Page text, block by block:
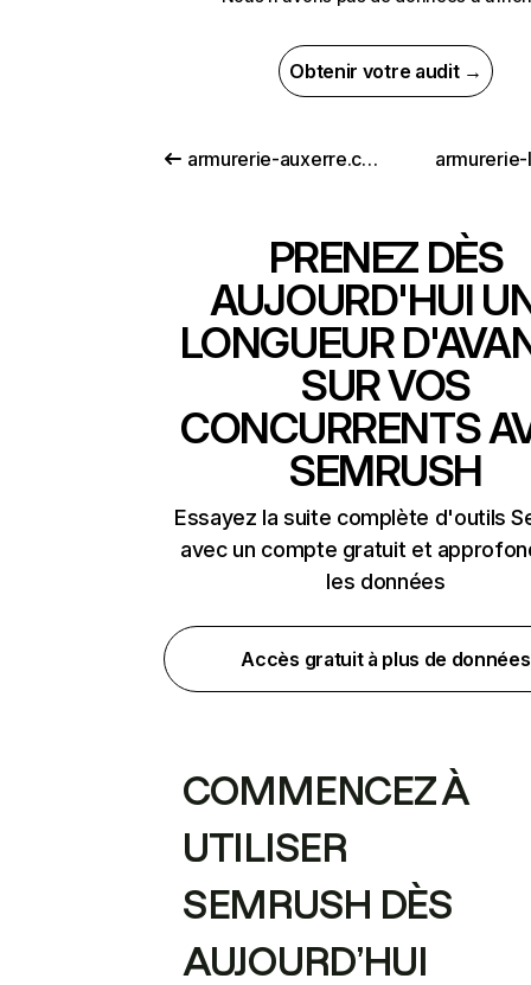
Obtenir votre audit →
armurerie-auxerre.com
PRENEZ DÈS
AUJOURD'HUI
LONGUEUR
SUR VOS
CONCURRENTS
SEMRUSH
Essayez la suite complète d'outils
avec un compte gratuit et
les données
Accès gratuit à plus de données
COMMENCEZ À
UTILISER
SEMRUSH DÈS
AUJOURD’HUI